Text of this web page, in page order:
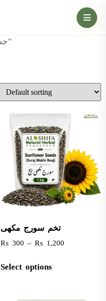
/ Products tagged “جست”
تخم سورج مکھی
₨ 300 – ₨ 1,200
Select options